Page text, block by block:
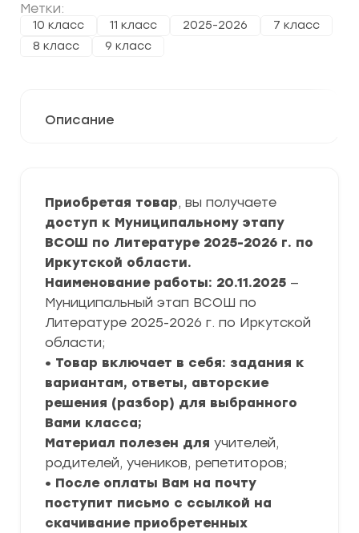
Метки:
10 класс 11 класс 2025-2026
7 класс
8 класс
9 класс
Описание
Приобретая товар, вы получаете
доступ к Муниципальному этапу
ВСОШ по Литературе 2025-2026 г. по
Иркутской области.
Наименование работы: 20.11.2025 —
Муниципальный этап ВСОШ по
Литературе 2025-2026 г. по Иркутской
области;
• Товар включает в себя: задания к
вариантам, ответы, авторские
решения (разбор) для выбранного
Вами класса;
Материал полезен для учителей,
родителей, учеников, репетиторов;
• После оплаты Вам на почту
поступит письмо с ссылкой на
скачивание приобретенных